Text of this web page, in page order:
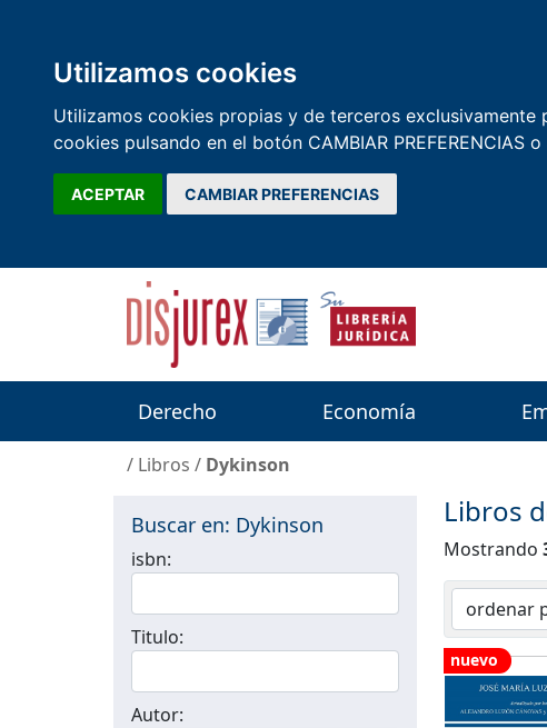
Utilizamos cookies
Utilizamos cookies propias y de terceros exclusivamente
cookies pulsando en el botón CAMBIAR PREFERENCIAS
ACEPTAR CAMBIAR PREFERENCIAS
Derecho Economía
/ Libros / Dykinson
Buscar en: Dykinson
isbn:
Titulo:
Autor:
Libros
Mostrando
nuevo